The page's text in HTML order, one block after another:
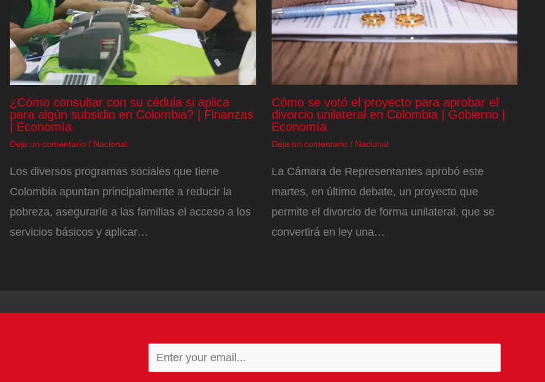
¿Cómo consultar con su cédula si aplica
para algún subsidio en Colombia? | Finanzas
| Economía
Deja un comentario / Nacional
Los diversos programas sociales que tiene
Colombia apuntan principalmente a reducir la
pobreza, asegurarle a las familias el acceso a los
servicios básicos y aplicar…
Cómo se votó el proyecto para aprobar el
divorcio unilateral en Colombia | Gobierno |
Economía
Deja un comentario / Nacional
La Cámara de Representantes aprobó este
martes, en último debate, un proyecto que
permite el divorcio de forma unilateral, que se
convertirá en ley una…